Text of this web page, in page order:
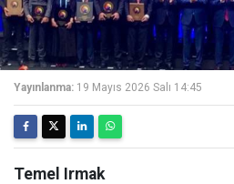
Yayınlanma: 19 Mayıs 2026 Salı 14:45
Temel Irmak